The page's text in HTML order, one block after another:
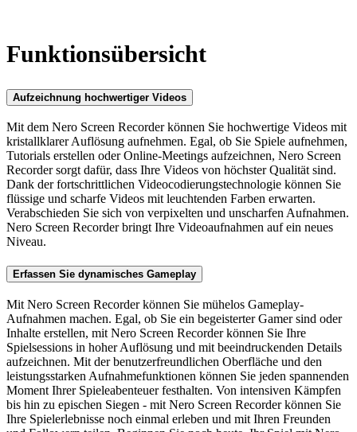
Funktionsübersicht
Aufzeichnung hochwertiger Videos
Mit dem Nero Screen Recorder können Sie hochwertige Videos mit
kristallklarer Auflösung aufnehmen. Egal, ob Sie Spiele aufnehmen,
Tutorials erstellen oder Online-Meetings aufzeichnen, Nero Screen
Recorder sorgt dafür, dass Ihre Videos von höchster Qualität sind.
Dank der fortschrittlichen Videocodierungstechnologie können Sie
flüssige und scharfe Videos mit leuchtenden Farben erwarten.
Verabschieden Sie sich von verpixelten und unscharfen Aufnahmen.
Nero Screen Recorder bringt Ihre Videoaufnahmen auf ein neues
Niveau.
Erfassen Sie dynamisches Gameplay
Mit Nero Screen Recorder können Sie mühelos Gameplay-
Aufnahmen machen. Egal, ob Sie ein begeisterter Gamer sind oder
Inhalte erstellen, mit Nero Screen Recorder können Sie Ihre
Spielsessions in hoher Auflösung und mit beeindruckenden Details
aufzeichnen. Mit der benutzerfreundlichen Oberfläche und den
leistungsstarken Aufnahmefunktionen können Sie jeden spannenden
Moment Ihrer Spieleabenteuer festhalten. Von intensiven Kämpfen
bis hin zu epischen Siegen - mit Nero Screen Recorder können Sie
Ihre Spielerlebnisse noch einmal erleben und mit Ihren Freunden